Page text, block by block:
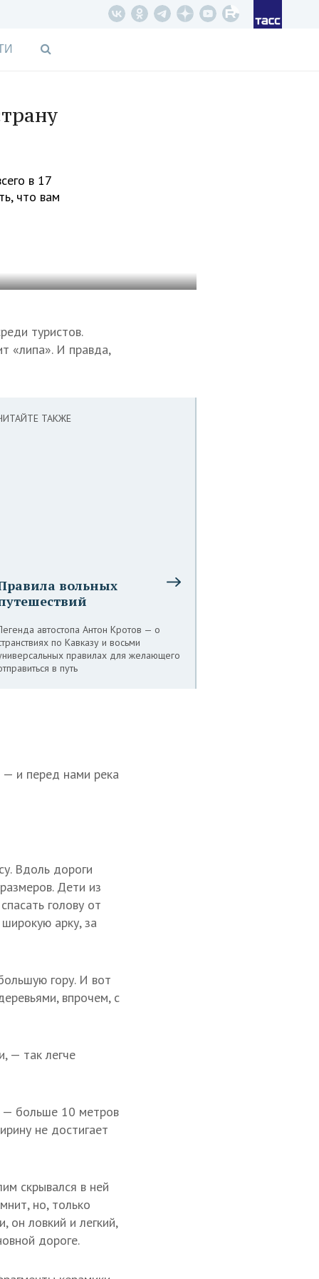
в 17
что вам
туристов.
«липа». И правда,
ТАКЖЕ
вольных
автостопа Антон Кротов — о
по Кавказу и восьми
правилах для желающего
в путь
и перед нами река
Вдоль дороги
Дети из
голову от
арку, за
гору. И вот
впрочем, с
— так легче
— больше 10 метров
не достигает
скрывался в ней
но, только
он ловкий и легкий,
дороге.